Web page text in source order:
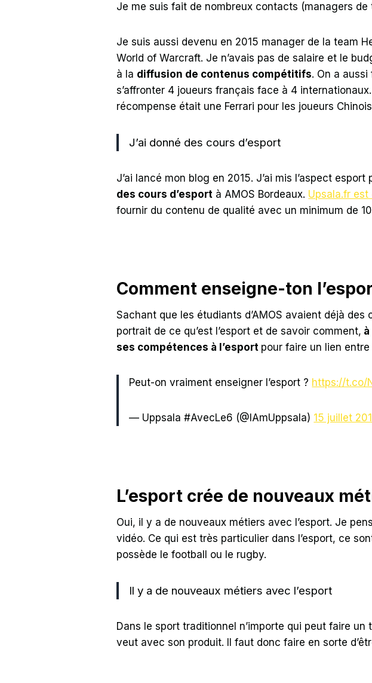
Je me suis fait de nombreux contacts (managers
Je suis aussi devenu en 2015 manager de la team
World of Warcraft. Je n’avais pas de salaire et le
à la diffusion de contenus compétitifs. On a aussi
s’affronter 4 joueurs français face à 4
récompense était une Ferrari pour les joueurs
J’ai donné des cours d’esport
J’ai lancé mon blog en 2015. J’ai mis l’aspect
des cours d’esport à AMOS Bordeaux. Upsala.fr
fournir du contenu de qualité avec un minimum de
Comment enseigne-ton
Sachant que les étudiants d’AMOS avaient déjà
portrait de ce qu’est l’esport et de savoir comment,
ses compétences à l’esport pour faire un lien entre
Peut-on vraiment enseigner l’esport ? https://t.co/
— Uppsala #AvecLe6 (@IAmUppsala) 15 juillet
L’esport crée de nouveaux
Oui, il y a de nouveaux métiers avec l’esport. Je
vidéo. Ce qui est très particulier dans l’esport, ce
possède le football ou le rugby.
Il y a de nouveaux métiers avec l’esport
Dans le sport traditionnel n’importe qui peut faire un
veut avec son produit. Il faut donc faire en sorte